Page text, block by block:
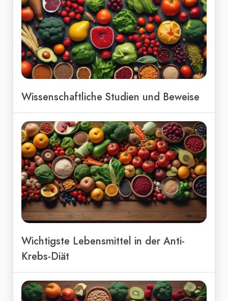
Wissenschaftliche Studien und Beweise
Wichtigste Lebensmittel in der Anti-
Krebs-Diät